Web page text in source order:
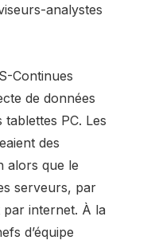
analystes
Continues
de données
tablettes PC. Les
des
alors que le
serveurs, par
par internet. À la
d’équipe